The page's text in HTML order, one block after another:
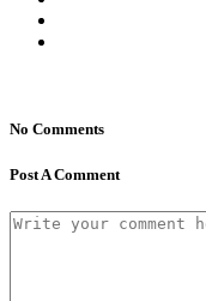
No Comments
Post A Comment